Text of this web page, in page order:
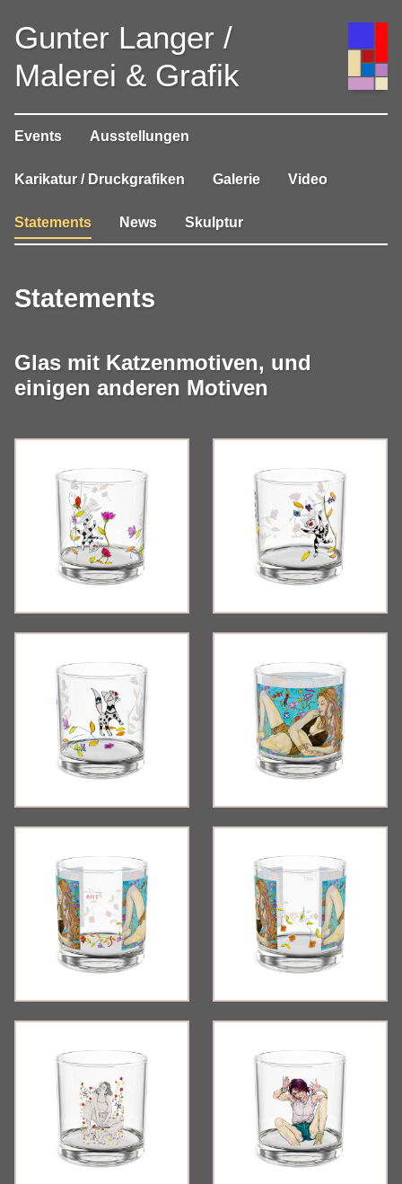
Gunter Langer /
Malerei & Grafik
Events Ausstellungen
Karikatur / Druckgrafiken Galerie Video
Statements News Skulptur
Statements
Glas mit Katzenmotiven, und
einigen anderen Motiven